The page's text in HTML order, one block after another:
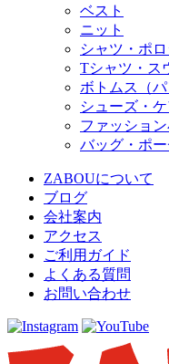
ベスト
ニット
シャツ・ポ
Tシャツ・ス
ボトムス（パ
シューズ・
ファッショ
バッグ・ポー
ZABOUについて
ブログ
会社案内
アクセス
ご利用ガイド
よくある質問
お問い合わせ